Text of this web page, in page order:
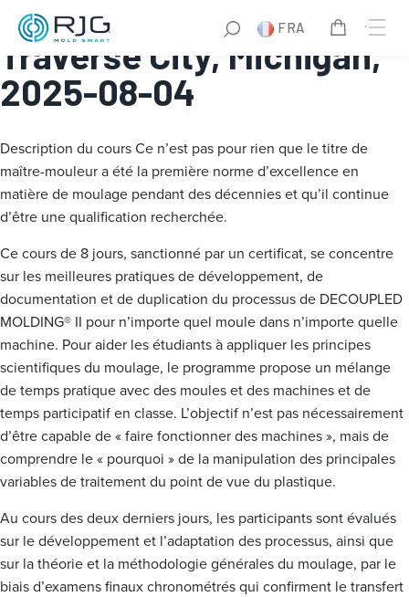
FRA
Master Molder® I:
Traverse City, Michigan,
2025-08-04
Description du coursCe n’est pas pour rien que le titre de
maître-mouleur a été la première norme d’excellence en
matière de moulage pendant des décennies et qu’il continue
d’être une qualification recherchée.
Ce cours de 8 jours, sanctionné par un certificat, se concentre
sur les meilleures pratiques de développement, de
documentation et de duplication du processus de DECOUPLED
MOLDING® II pour n’importe quel moule dans n’importe quelle
machine. Pour aider les étudiants à appliquer les principes
scientifiques du moulage, le programme propose un mélange
de temps pratique avec des moules et des machines et de
temps participatif en classe. L’objectif n’est pas nécessairement
d’être capable de « faire fonctionner des machines », mais de
comprendre le « pourquoi » de la manipulation des principales
variables de traitement du point de vue du plastique.
Au cours des deux derniers jours, les participants sont évalués
sur le développement et l’adaptation des processus, ainsi que
sur la théorie et la méthodologie générales du moulage, par le
biais d’examens finaux chronométrés qui confirment le transfert